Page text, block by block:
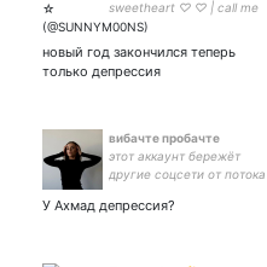
sweetheart ♡ ♡ | call me
Moon :) | priv:
новый год закончился теперь
только депрессия
вибачте пробачте
этот аккаунт бережёт
другие соцсети от потока
У Ахмад депрессия?